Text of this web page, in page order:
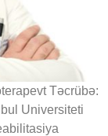
Təcrübə:
Universiteti